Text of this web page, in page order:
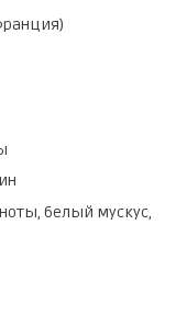
белый мускус,